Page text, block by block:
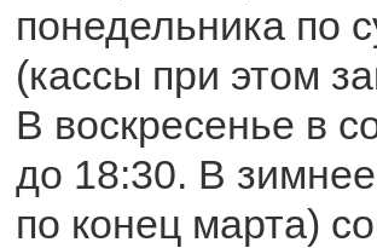
понедельника по
(кассы при этом
В воскресенье в
до 18:30. В
по конец марта)